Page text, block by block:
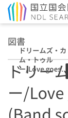
図書
ドリームズ・カ
ム・トゥル
ー/Love goes
on... (Band
score)
ドリー
ー/